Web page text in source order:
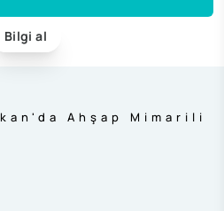
Bilgi al
Ahşap Mimarili